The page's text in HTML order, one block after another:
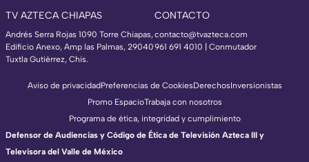
TV AZTECA CHIAPAS
Andrés Serra Rojas 1090 Torre Chiapas,
Edificio Anexo, Amp las Palmas, 29040
Tuxtla Gutiérrez, Chis.
CONTACTO
contacto@tvazteca.com
961 691 4010 | Conmutador
Aviso de privacidadPreferencias de CookiesDerechosInversionistas
Promo EspacioTrabaja con nosotros
Programa de ética, integridad y cumplimiento
Defensor de Audiencias y Código de Ética de Televisión Azteca III y
Televisora del Valle de México